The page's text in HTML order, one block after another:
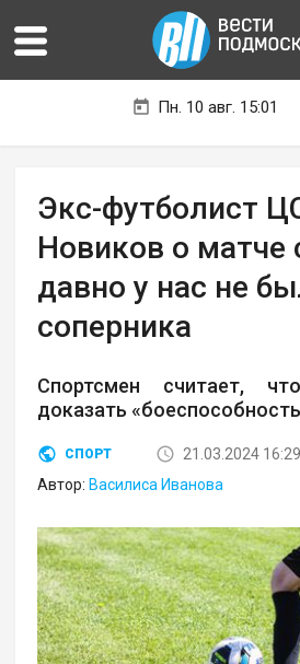
Пн. 10 авг. 15:01
Экс-футболист
Новиков о матче
давно у нас не
соперника
Спортсмен считает,
доказать
СПОРТ
21.03.2024 16:29
Автор: Василиса Иванова